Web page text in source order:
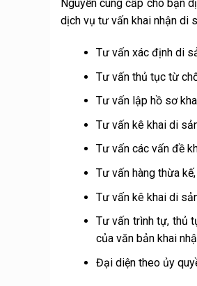
Nguyễn cung cấp cho bạn
dịch vụ tư vấn khai nhận di
Tư vấn xác định di
Tư vấn thủ tục từ
Tư vấn lập hồ sơ
Tư vấn kê khai di
Tư vấn các vấn đề
Tư vấn hàng thừa
Tư vấn kê khai di
Tư vấn trình tự, thủ
của văn bản khai
Đại diện theo ủy